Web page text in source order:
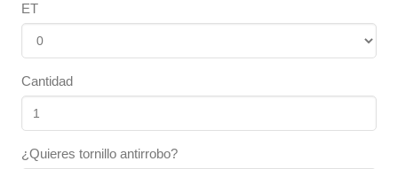
ET
Cantidad
¿Quieres tornillo antirrobo?